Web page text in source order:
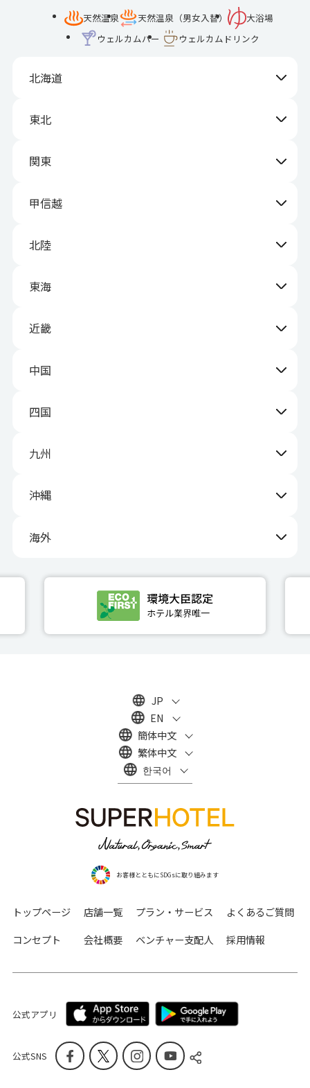
天然温泉 天然温泉（男女入替）
大浴場
ウェルカムバー
ウェルカムドリンク
北海道
東北
関東
甲信越
北陸
東海
近畿
中国
四国
九州
沖縄
海外
JP
EN
簡体中文
繁体中文
한국어
お客様とともにSDGsに取り組みます
トップページ 店舗一覧 プラン・サービス
よくあるご質問
コンセプト
会社概要 ベンチャー支配人 採用情報
公式アプリ
公式SNS